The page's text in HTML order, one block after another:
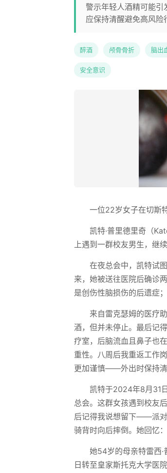
警示年轻人酒精可能引
应保持清醒避免高风险
醉酒 颅骨骨折 脑出
安全意识
一位22岁女子在切斯
凯特·普里德里奇（
上遇到一群校友男生，继
在夜总会中，凯特试
来，她被送往医院后确诊
是创伤性脑损伤的后遗症
来自雷克瑟姆的医疗
酒，但并未停止。最后记
疗室，后脑流血且鼻子也
重性。八周后我重返工作
更加谨慎——外出时保持
凯特于2024年8月31
总会。这群女孩遇到校友
后记得我说想留下——派对
骑背时向后摔倒。她回忆
她54岁的母亲特雷西
日转至皇家斯托克大学医